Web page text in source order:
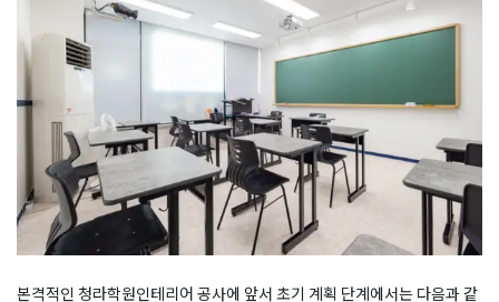
본격적인 청라학원인테리어 공사에 앞서 초기 계획 단계에서는 다음과 같